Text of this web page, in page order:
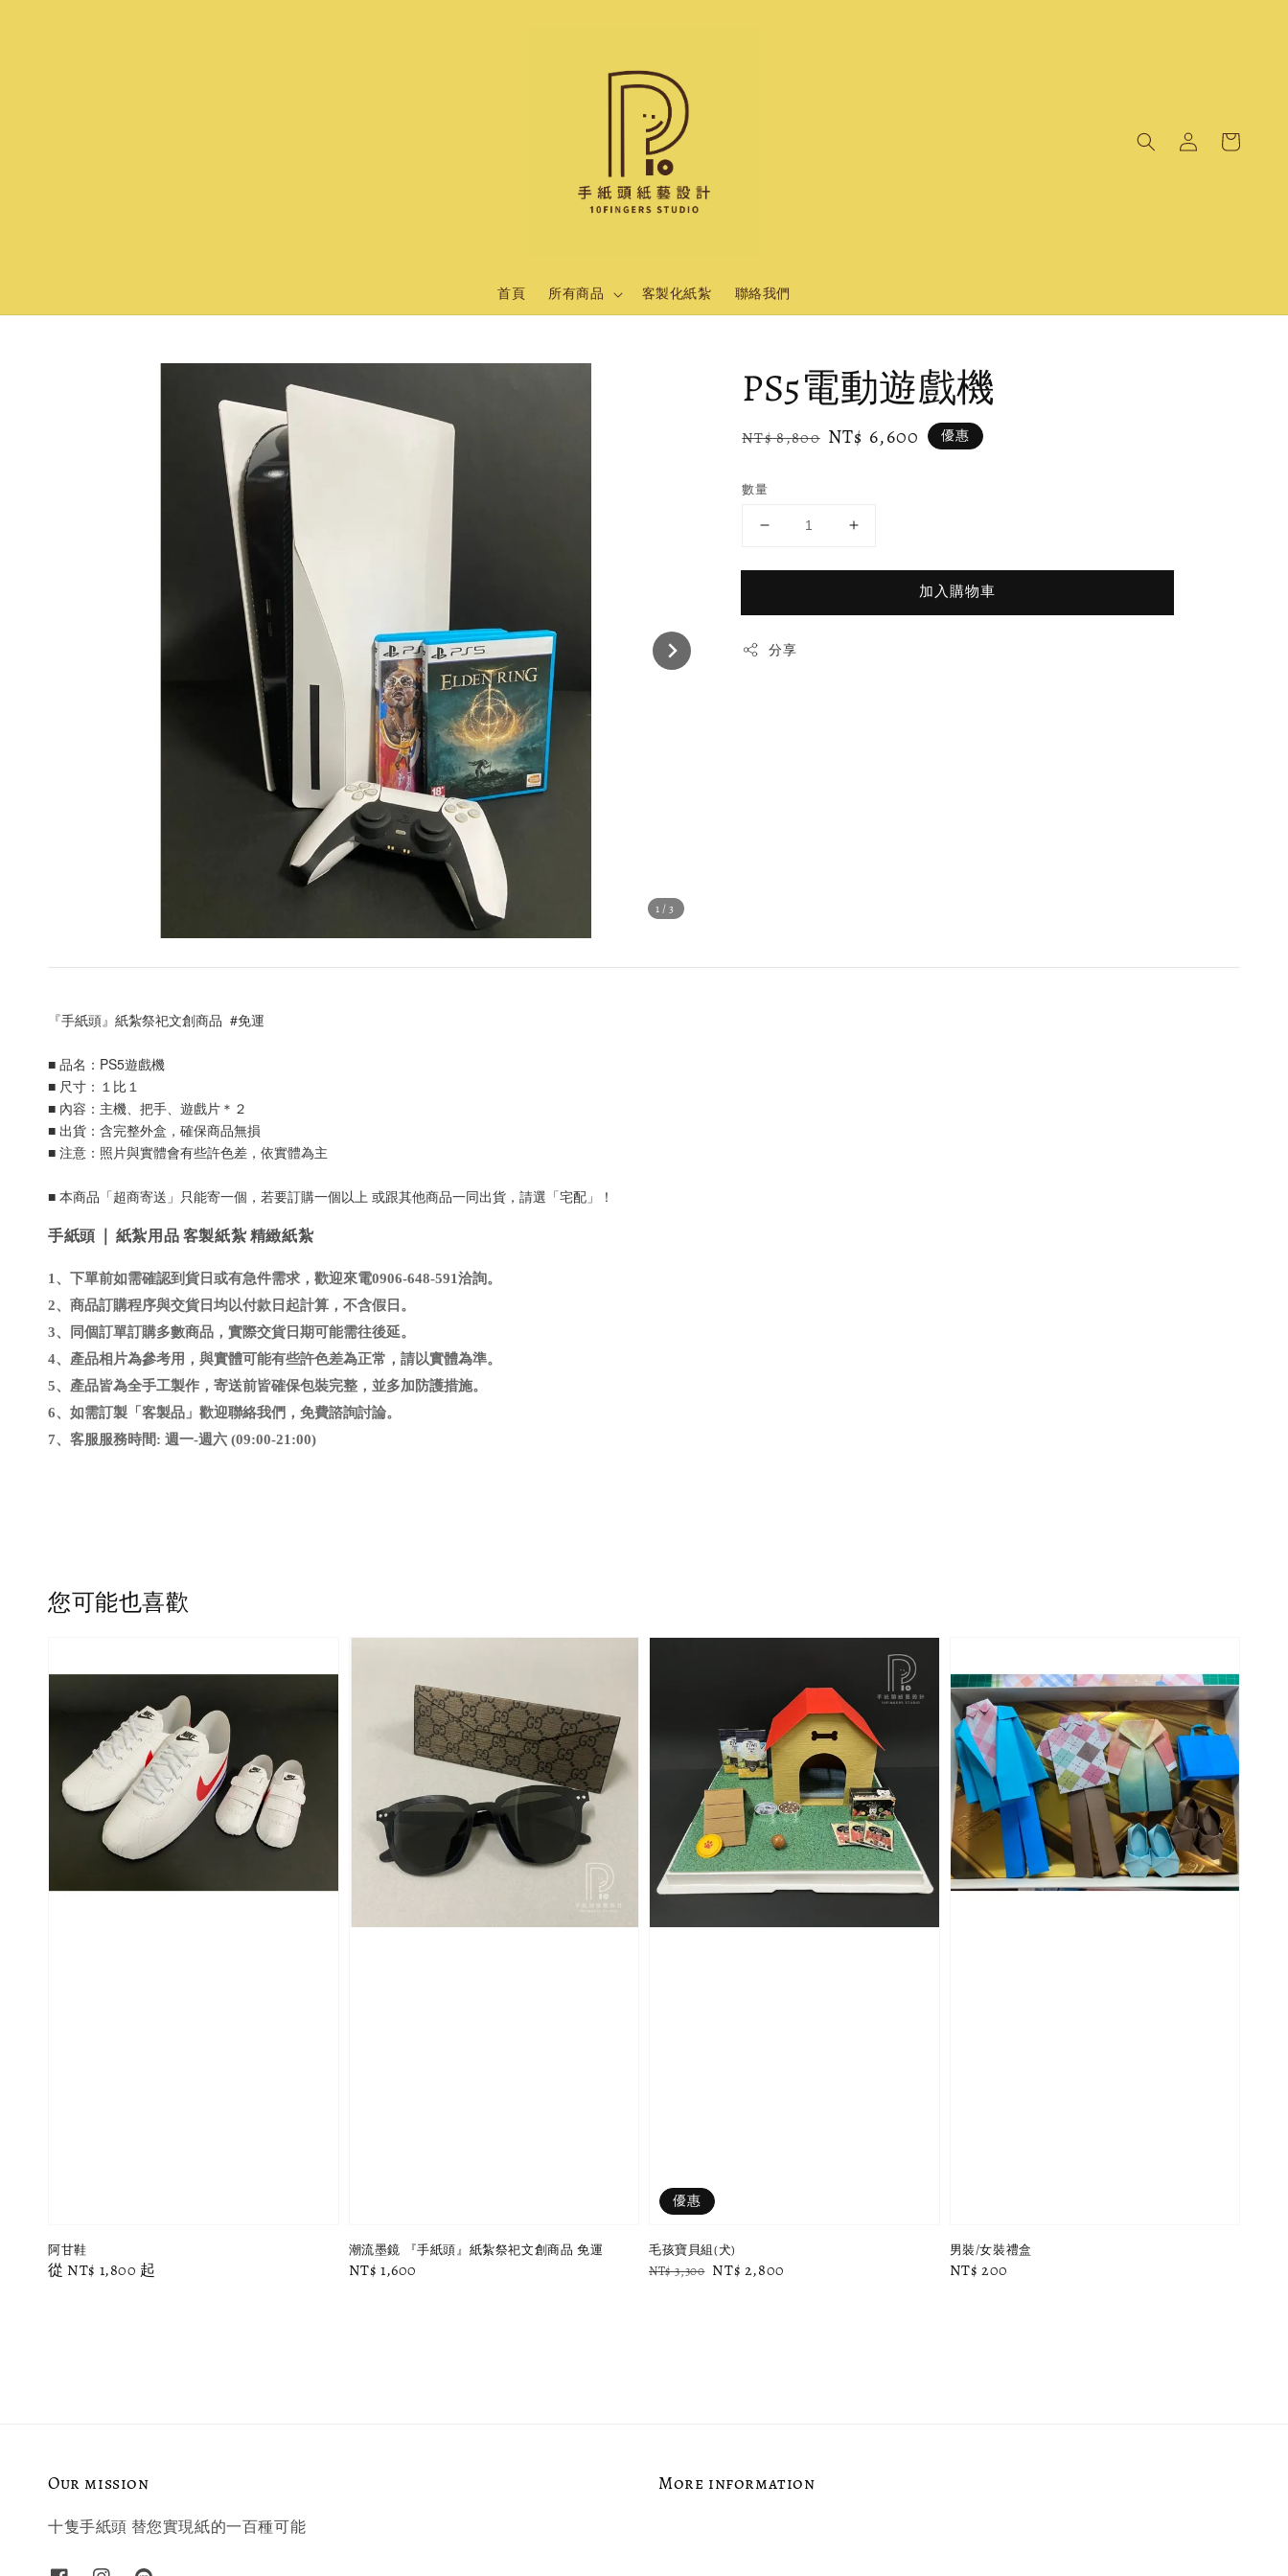
首頁 所有商品 客製化紙紮 聯絡我們
1/3
PS5電動遊戲機
Regular
NT$ 8,800 Sale
NT$ 6,600 優惠
數量
加入購物車
分享
『手紙頭』紙紮祭祀文創商品  #免運
■ 品名：PS5遊戲機
■ 尺寸：１比１
■ 內容：主機、把手、遊戲片＊２
■ 出貨：含完整外盒，確保商品無損
■ 注意：照片與實體會有些許色差，依實體為主
■ 本商品「超商寄送」只能寄一個，若要訂購一個以上 或跟其他商品一同出貨，請選「宅配」！
手紙頭 | 紙紮用品 客製紙紮 精緻紙紮
1、下單前如需確認到貨日或有急件需求，歡迎來電0906-648-591洽詢。
2、商品訂購程序與交貨日均以付款日起計算，不含假日 。
3、同個訂單訂購多數商品，實際交貨日期可能需往後延。
4、 產品相片為參考用，與實體可能有些許色差為正常，請以實體為準。
5、 產品皆為全手工製作，寄送前皆確保包裝完整，並多加防護措施。
6、 如需訂製「客製品」歡迎聯絡我們，免費諮詢討論。
7、客服服務時間: 週一-週六 (09:00-21:00)
您可能也喜歡
阿甘鞋
Regular
從 NT$ 1,800 起
潮流墨鏡 『手紙頭』紙紮祭祀文創商品 免運
Regular
NT$ 1,600
優惠
毛孩寶貝組(犬)
Regular
NT$ 3,300 Sale
NT$ 2,800
男裝/女裝禮盒
Regular
NT$ 200
Our mission
十隻手紙頭 替您實現紙的一百種可能
More information